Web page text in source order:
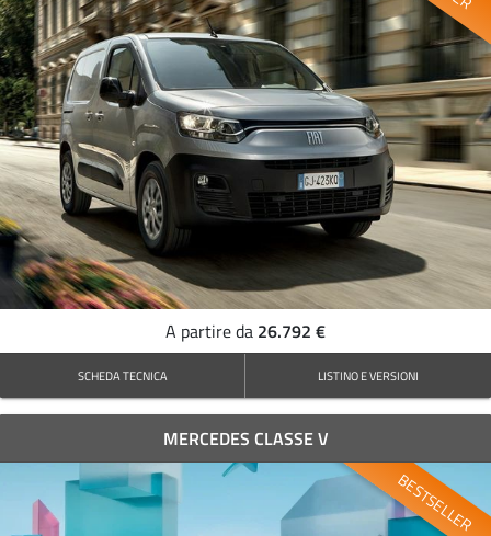
A partire da 26.792 €
SCHEDA TECNICA LISTINO E VERSIONI
MERCEDES CLASSE V
BESTSELLER